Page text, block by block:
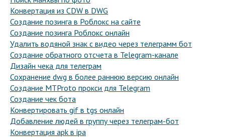
Конвертация из CDW в DWG
Создание позинга в Роблокс на сайте
Создание позинга Роблокс онлайн
Удалить водяной знак с видео через телеграмм бот
Создание обратного отсчета в Telegram-канале
Дизайн чека для телеграм
Сохранение dwg в более раннюю версию онлайн
Создание MTProto прокси для Telegram
Создание чек бота
Конвертировать gif в tgs онлайн
Добавление людей в группу через телеграм-бот
Конвертация apk в ipa